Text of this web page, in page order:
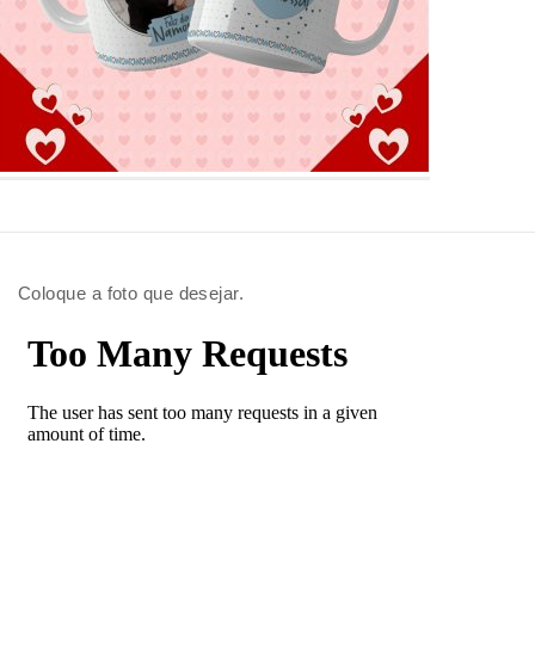
Coloque a foto que desejar.